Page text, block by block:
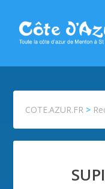
COTE.AZUR.FR >